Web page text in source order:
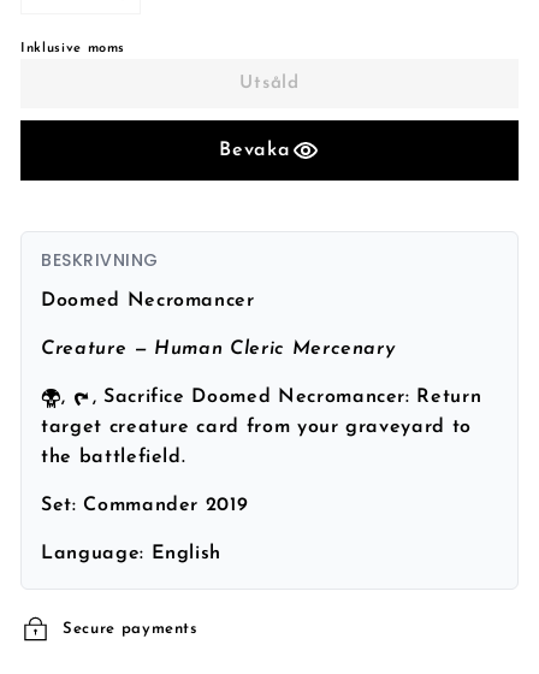
Inklusive moms
Utsåld
Bevaka
BESKRIVNING
Doomed Necromancer
Creature — Human Cleric Mercenary
,
, Sacrifice Doomed Necromancer: Return
target creature card from your graveyard to
the battlefield.
Set:Commander 2019
Language: English
Secure payments